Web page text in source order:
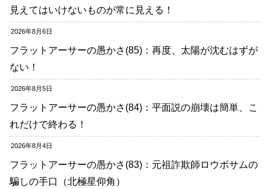
見えてはいけないものが常に見える！
2026年8月6日
フラットアーサーの愚かさ(85)：再度、太陽が沈むはずが
ない！
2026年8月5日
フラットアーサーの愚かさ(84)：平面説の崩壊は簡単、こ
れだけで終わる！
2026年8月4日
フラットアーサーの愚かさ(83)：元祖詐欺師ロウボサムの
騙しの手口（北極星仰角）